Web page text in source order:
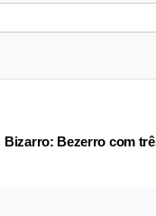
Bizarro: Bezerro com